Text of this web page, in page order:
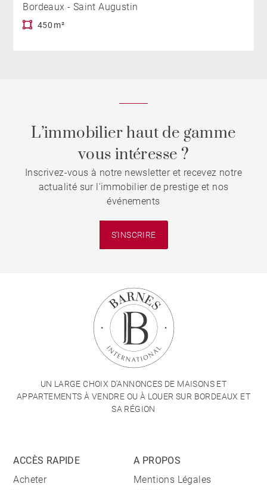
Bordeaux - Saint Augustin
450 m²
L’immobilier haut de gamme
vous intéresse ?
Inscrivez-vous à notre newsletter et recevez notre
actualité sur l'immobilier de prestige et nos
événements
S'INSCRIRE
UN LARGE CHOIX D'ANNONCES DE MAISONS ET
APPARTEMENTS À VENDRE OU À LOUER SUR BORDEAUX ET
SA RÉGION
ACCÈS RAPIDE
Acheter
A PROPOS
Mentions Légales